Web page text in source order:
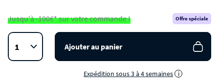
Jusqu'à -100€* sur votre commande ! Offre spéciale
Ajouter au panier
Expédition sous 3 à 4 semaines i